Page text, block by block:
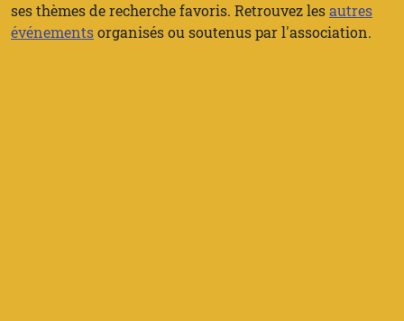
ses thèmes de recherche favoris. Retrouvez lesautres
événementsorganisés ou soutenus par l'association.